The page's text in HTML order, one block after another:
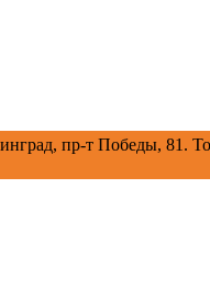
пр-т Победы, 81.